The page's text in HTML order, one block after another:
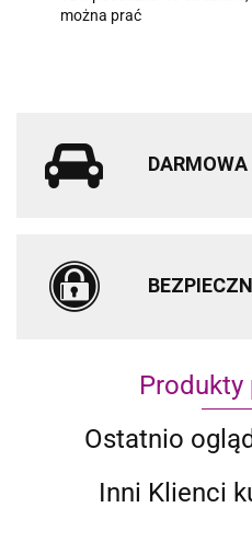
można prać
Produkty
Ostatnio
Inni Klienci